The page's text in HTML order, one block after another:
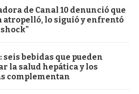
de Canal 10 denunció que
atropelló, lo siguió y enfrentó
seis bebidas que pueden
la salud hepática y los
complementan